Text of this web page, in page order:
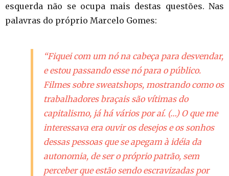
esquerda não se ocupa mais destas questões. Nas
palavras do próprio Marcelo Gomes:
“Fiquei com um nó na cabeça para desvendar,
e estou passando esse nó para o público.
Filmes sobresweatshops, mostrando como os
trabalhadores braçais são vítimas do
capitalismo, já há vários por aí. (…) O que me
interessava era ouvir os desejos e os sonhos
dessas pessoas que se apegam à idéia da
autonomia, de ser o próprio patrão, sem
perceber que estão sendo escravizadas por